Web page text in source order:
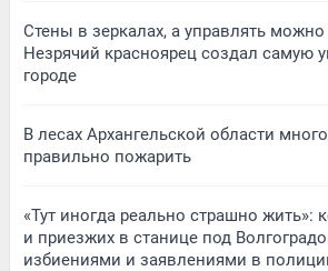
Стены в зеркалах, а управлять
Незрячий красноярец создал самую
городе
В лесах Архангельской области
правильно пожарить
«Тут иногда реально страшно жить»:
и приезжих в станице под
избиениями и заявлениями в